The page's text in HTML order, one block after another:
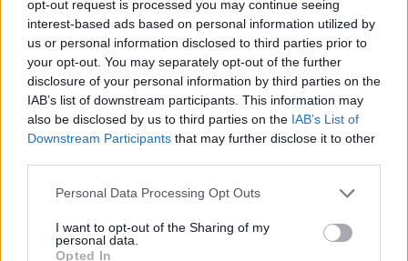
opt-out request is processed you may continue seeing
interest-based ads based on personal information utilized by
us or personal information disclosed to third parties prior to
your opt-out. You may separately opt-out of the further
disclosure of your personal information by third parties on the
IAB’s list of downstream participants. This information may
also be disclosed by us to third parties on the IAB’s List of
Downstream Participants that may further disclose it to other
Personal Data Processing Opt Outs
I want to opt-out of the Sharing of my
personal data.
Opted In
γέμισαν το λιμάνι το βράδυ της 6ης
Αυγούστου
ΠΡΟΣΦΥΓΕΣ
«Ένα βιβλίο, ένα χαμόγελο» για
τα παιδιά του Κοινωνικού
Φροντιστηρίου Μυτιλήνης
Βραβεύτηκαν οι μαθητές για την
προσπάθειά τους – Ο Ματίν, παιδί
Νοσηλευτική του Αριστοτελείου
ΡΕΠΟΡΤΑΖ ΔΡΑΣΕΙΣ